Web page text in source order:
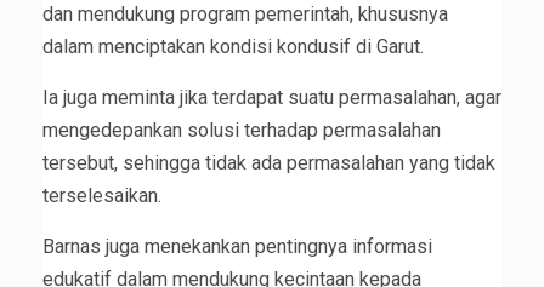
dan mendukung program pemerintah, khususnya
dalam menciptakan kondisi kondusif di Garut.
Ia juga meminta jika terdapat suatu permasalahan, agar
mengedepankan solusi terhadap permasalahan
tersebut, sehingga tidak ada permasalahan yang tidak
terselesaikan.
Barnas juga menekankan pentingnya informasi
edukatif dalam mendukung kecintaan kepada